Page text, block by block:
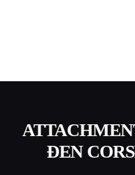
ĐEN
CHÍNH SÁCH